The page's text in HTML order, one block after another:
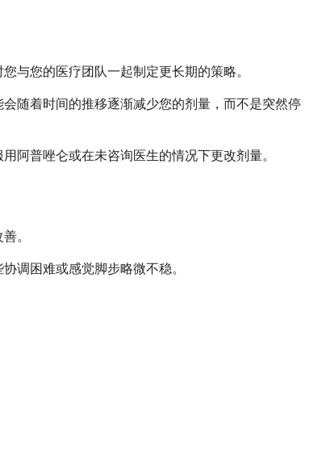
与您的医疗团队一起制定更长期的策略。
随着时间的推移逐渐减少您的剂量，而不是突然停
阿普唑仑或在未咨询医生的情况下更改剂量。
。
调困难或感觉脚步略微不稳。